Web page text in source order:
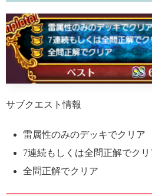
サブクエスト情報
雷属性のみのデッキでクリア
7連続もしくは全問正解でクリ
全問正解でクリア